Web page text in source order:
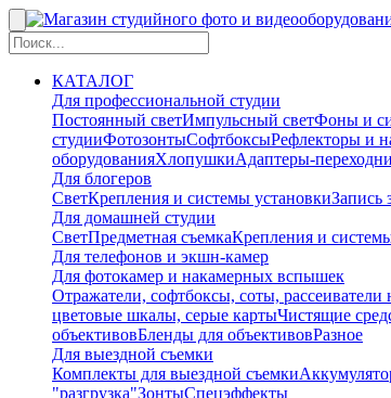
КАТАЛОГ
Для профессиональной студии
Постоянный светИмпульсный светФоны и
студииФотозонтыСофтбоксыРефлекторы и
оборудованияХлопушкиАдаптеры-
Для блогеров
СветКрепления и системы установкиЗапись
Для домашней студии
СветПредметная съемкаКрепления и
Для телефонов и экшн-камер
Для фотокамер и накамерных вспышек
Отражатели, софтбоксы, соты,
цветовые шкалы, серые картыЧистящие
объективовБленды для объективовРазное
Для выездной съемки
Комплекты для выездной съемки
"разгрузка"ЗонтыСпецэффекты